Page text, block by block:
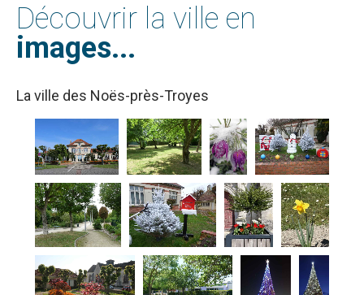
Découvrir la ville en
images...
La ville des Noës-près-Troyes